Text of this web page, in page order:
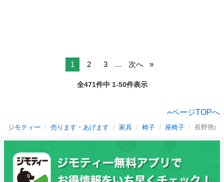
1 2 3 ... 次へ
全471件中 1-50件表示
ページTOPへ
ジモティー 売ります・あげます 家具 椅子 座椅子 長野県の